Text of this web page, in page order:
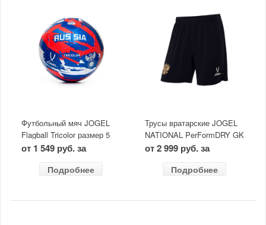
Футбольный мяч JOGEL
Flagball Tricolor размер 5
от 1 549 руб. за
Подробнее
Трусы вратарские JOGEL
NATIONAL PerFormDRY GK
Shorts черные
от 2 999 руб. за
Подробнее